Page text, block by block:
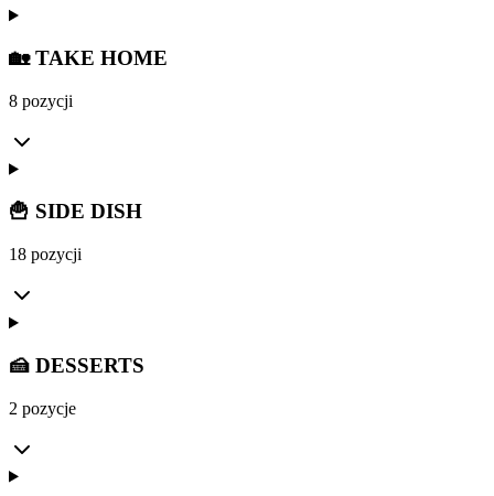
🏡 TAKE HOME
8 pozycji
🍟 SIDE DISH
18 pozycji
🍰 DESSERTS
2 pozycje